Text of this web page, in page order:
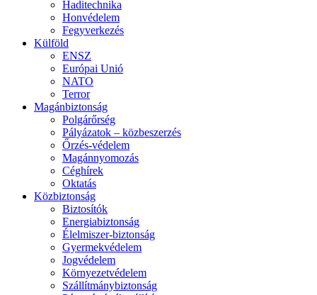
Haditechnika
Honvédelem
Fegyverkezés
Külföld
ENSZ
Európai Unió
NATO
Terror
Magánbiztonság
Polgárőrség
Pályázatok – közbeszerzés
Őrzés-védelem
Magánnyomozás
Céghírek
Oktatás
Közbiztonság
Biztosítók
Energiabiztonság
Élelmiszer-biztonság
Gyermekvédelem
Jogvédelem
Környezetvédelem
Szállítmánybiztonság